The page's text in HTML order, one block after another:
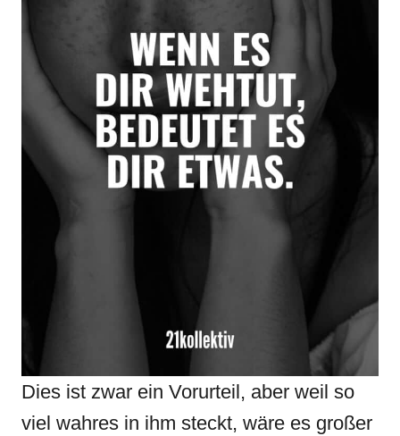
Dies ist zwar ein Vorurteil, aber weil so
viel wahres in ihm steckt, wäre es großer